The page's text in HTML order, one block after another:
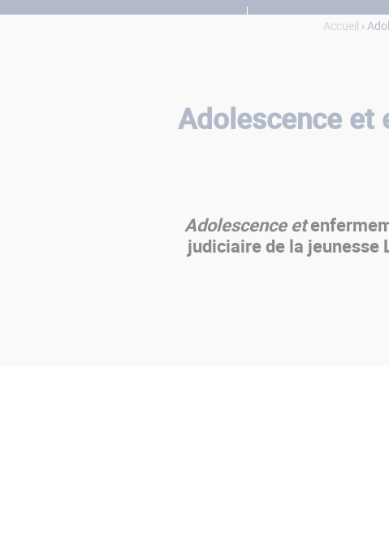
Accueil ›
Adolescence et
Adolescence et
judiciaire de la jeunesse